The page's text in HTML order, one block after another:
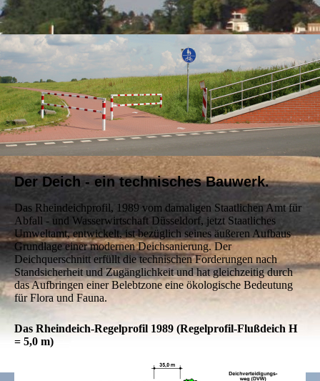
Der Deich - ein technisches Bauwerk.
Das Rheindeichprofil, 1989 vom damaligen Staatlichen Amt für
Abfall - und Wasserwirtschaft Düsseldorf, jetzt Staatliches
Umweltamt, entwickelt, ist bezüglich seines äußeren Aufbaus
Grundlage einer modernen Deichsanierung. Der
Deichquerschnitt erfüllt die technischen Forderungen nach
Standsicherheit und Zugänglichkeit und hat gleichzeitig durch
das Aufbringen einer Belebtzone eine ökologische Bedeutung
für Flora und Fauna.
Das Rheindeich-Regelprofil 1989 (Regelprofil-Flußdeich H
= 5,0 m)